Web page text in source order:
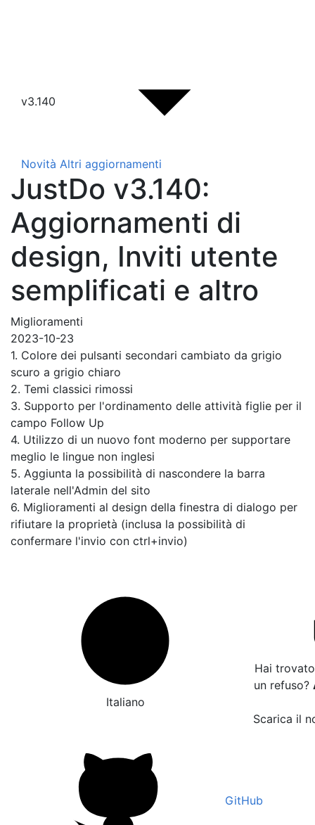
v3.140
Novità Altri aggiornamenti
JustDo v3.140:
Aggiornamenti di
design, Inviti utente
semplificati e altro
Miglioramenti
2023-10-23
1. Colore dei pulsanti secondari cambiato da grigio
scuro a grigio chiaro
2. Temi classici rimossi
3. Supporto per l'ordinamento delle attività figlie per il
campo Follow Up
4. Utilizzo di un nuovo font moderno per supportare
meglio le lingue non inglesi
5. Aggiunta la possibilità di nascondere la barra
laterale nell'Admin del sito
6. Miglioramenti al design della finestra di dialogo per
rifiutare la proprietà (inclusa la possibilità di
confermare l'invio con ctrl+invio)
Italiano
Hai
un refuso?
Scarica il
GitHub